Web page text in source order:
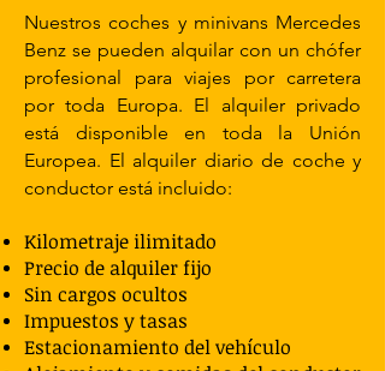
Nuestros coches y minivans Mercedes
Benz se pueden alquilar con un chófer
profesional para viajes por carretera
por toda Europa. El alquiler privado
está disponible en toda la Unión
Europea. El alquiler diario de coche y
conductor está incluido:
Kilometraje ilimitado
Precio de alquiler fijo
Sin cargos ocultos
Impuestos y tasas
Estacionamiento del vehículo